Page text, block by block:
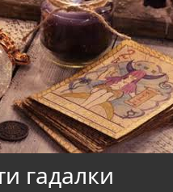
гадалки